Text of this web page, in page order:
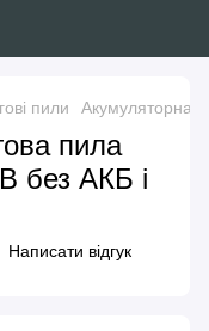
пили Акумуляторна
пила
без АКБ і
Написати відгук